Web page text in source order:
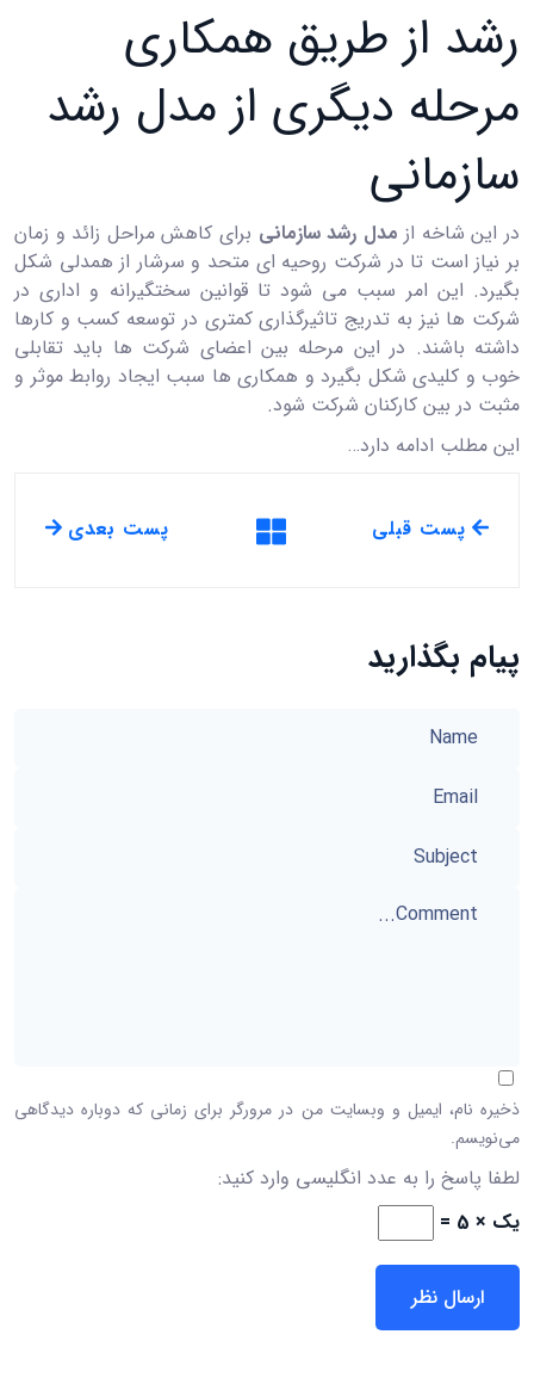
رشد از طریق همکاری
مرحله دیگری از مدل رشد
سازمانی
در این شاخه از مدل رشد سازمانی برای کاهش مراحل زائد و زمان
بر نیاز است تا در شرکت روحیه ای متحد و سرشار از همدلی شکل
بگیرد. این امر سبب می شود تا قوانین سختگیرانه و اداری در
شرکت ها نیز به تدریج تاثیرگذاری کمتری در توسعه کسب و کارها
داشته باشند. در این مرحله بین اعضای شرکت ها باید تقابلی
خوب و کلیدی شکل بگیرد و همکاری ها سبب ایجاد روابط موثر و
مثبت در بین کارکنان شرکت شود.
این مطلب ادامه دارد…
پست قبلی پست بعدی
پیام بگذارید
ذخیره نام، ایمیل و وبسایت من در مرورگر برای زمانی که دوباره دیدگاهی
می‌نویسم.
لطفا پاسخ را به عدد انگلیسی وارد کنید:
یک × 5 =